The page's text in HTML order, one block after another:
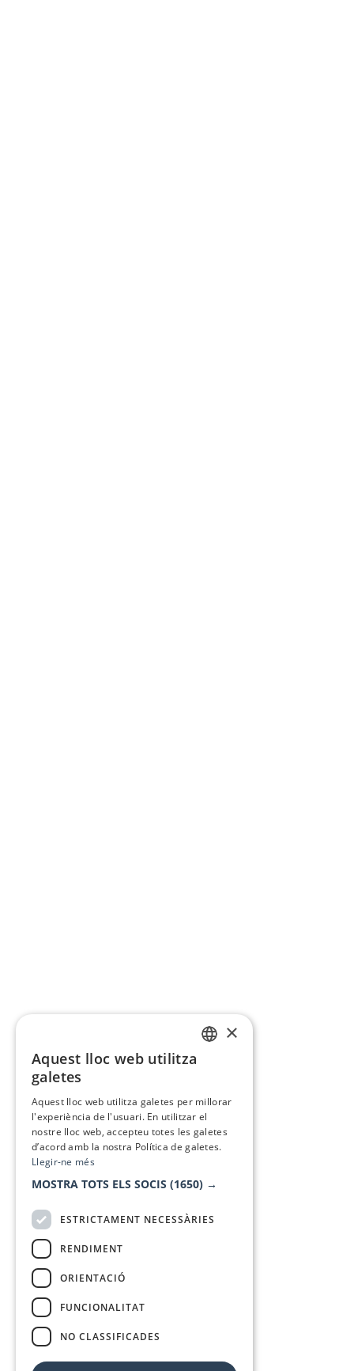
×
Aquest lloc web utilitza
galetes
Aquest lloc web utilitza galetes per millorar
l'experiència de l'usuari. En utilitzar el
nostre lloc web, accepteu totes les galetes
d’acord amb la nostra Política de galetes.
Llegir-ne més
MOSTRA TOTS ELS SOCIS (1650) →
ESTRICTAMENT NECESSÀRIES
RENDIMENT
ORIENTACIÓ
FUNCIONALITAT
NO CLASSIFICADES